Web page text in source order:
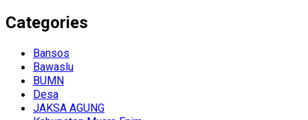
Categories
Bansos
Bawaslu
BUMN
Desa
JAKSA AGUNG